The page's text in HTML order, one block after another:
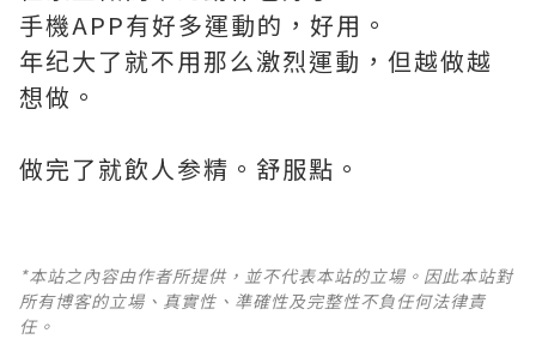
手機APP有好多運動的，好用。
年纪大了就不用那么激烈運動，但越做越
想做。
做完了就飲人参精。舒服點。
*本站之內容由作者所提供，並不代表本站的立場。因此本站對
所有博客的立場、真實性、準確性及完整性不負任何法律責
任。